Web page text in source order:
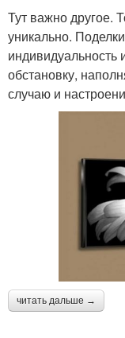
Тут важно другое.
уникально.
индивидуальность
обстановку,
случаю и
читать дальше →